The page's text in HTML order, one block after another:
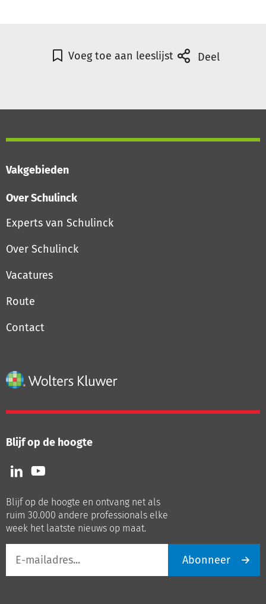
Voeg toe aan leeslijst Deel
Vakgebieden
Over Schulinck
Experts van Schulinck
Over Schulinck
Vacatures
Route
Contact
Blijf op de hoogte
Volg
ons
LinkedIn
Volg
ons
Youtube
Blijf op de hoogte en ontvang net als
ruim 30.000 andere professionals elke
week het laatste nieuws op maat.
mailadres
Abonneer